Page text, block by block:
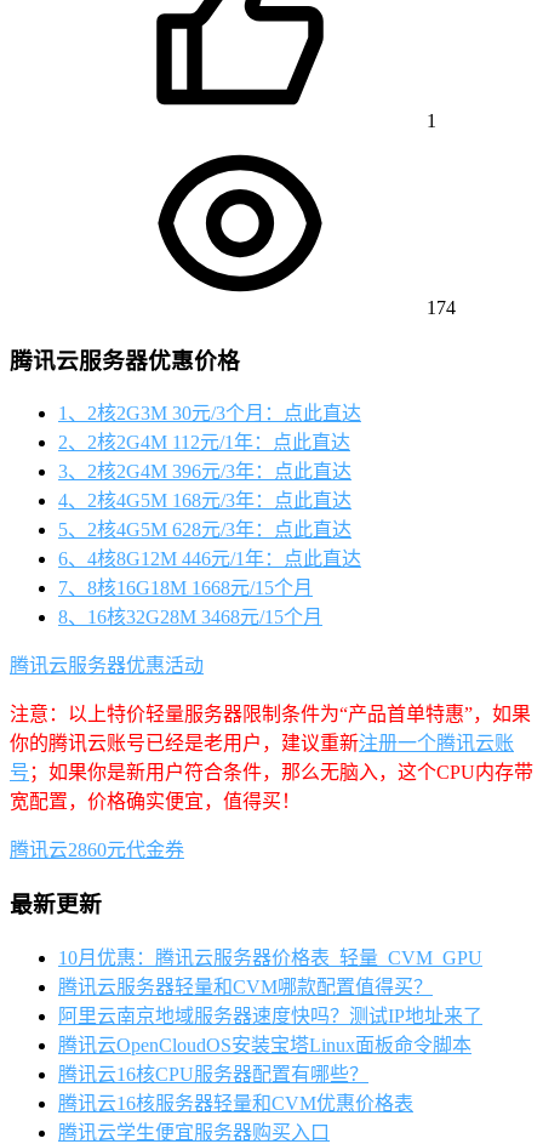
1
174
腾讯云服务器优惠价格
1、2核2G3M 30元/3个月：点此直达
2、2核2G4M 112元/1年：点此直达
3、2核2G4M 396元/3年：点此直达
4、2核4G5M 168元/3年：点此直达
5、2核4G5M 628元/3年：点此直达
6、4核8G12M 446元/1年：点此直达
7、8核16G18M 1668元/15个月
8、16核32G28M 3468元/15个月
腾讯云服务器优惠活动
注意：以上特价轻量服务器限制条件为“产品首单特惠”，如果
你的腾讯云账号已经是老用户，建议重新注册一个腾讯云账
号 ；如果你是新用户符合条件，那么无脑入，这个CPU内存带
宽配置，价格确实便宜，值得买！
腾讯云2860元代金券
最新更新
10月优惠：腾讯云服务器价格表_轻量_CVM_GPU
腾讯云服务器轻量和CVM哪款配置值得买？
阿里云南京地域服务器速度快吗？测试IP地址来了
腾讯云OpenCloudOS安装宝塔Linux面板命令脚本
腾讯云16核CPU服务器配置有哪些？
腾讯云16核服务器轻量和CVM优惠价格表
腾讯云学生便宜服务器购买入口